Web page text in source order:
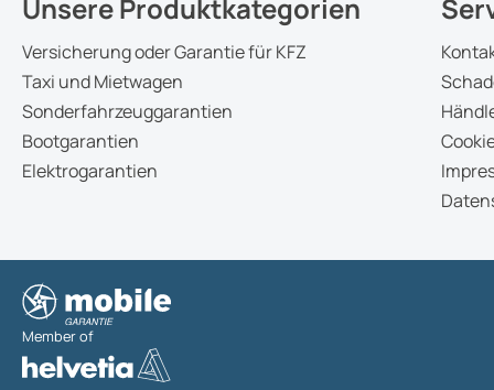
Unsere Produktkategorien
Versicherung oder Garantie für KFZ
Taxi und Mietwagen
Sonderfahrzeuggarantien
Bootgarantien
Elektrogarantien
Member of